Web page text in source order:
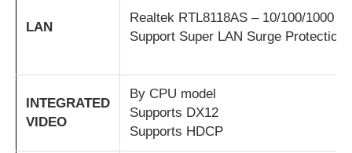
LAN
Realtek RTL8118AS – 10/100/1000
Support Super LAN Surge Protection
INTEGRATED
VIDEO
By CPU model
Supports DX12
Supports HDCP